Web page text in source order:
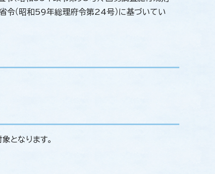
令（昭和59年総理府令第24号）に基づいてい
となります。